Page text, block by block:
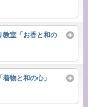
教室「お香と和の
物と和の心」